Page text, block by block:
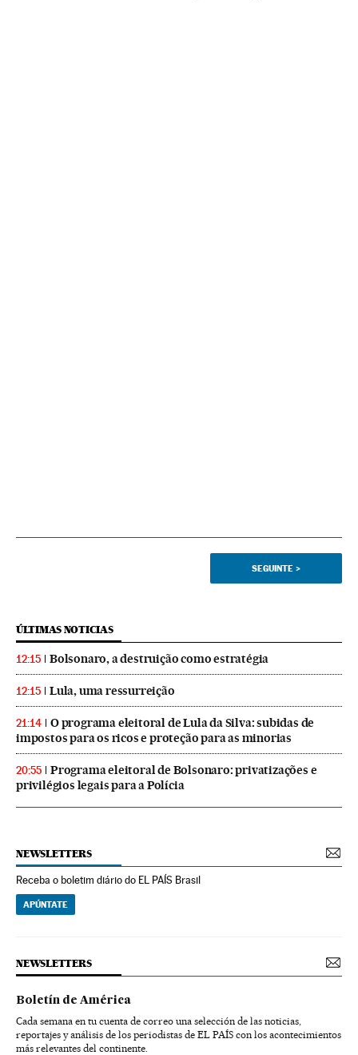
SEGUINTE >
ÚLTIMAS NOTICIAS
12:15 Bolsonaro, a destruição como estratégia
12:15 Lula, uma ressurreição
21:14
O programa eleitoral de Lula da Silva: subidas de
impostos para os ricos e proteção para as minorias
20:55
Programa eleitoral de Bolsonaro: privatizações e
privilégios legais para a Polícia
NEWSLETTERS
Receba o boletim diário do EL PAÍS Brasil
APÚNTATE
NEWSLETTERS
Boletín de América
Cada semana en tu cuenta de correo una selección de las noticias,
reportajes y análisis de los periodistas de EL PAÍS con los acontecimientos
más relevantes del continente.